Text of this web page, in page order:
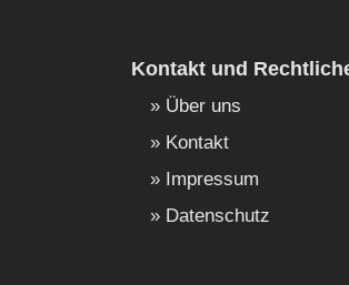
Kontakt und
Über uns
Kontakt
Impressum
Datenschutz